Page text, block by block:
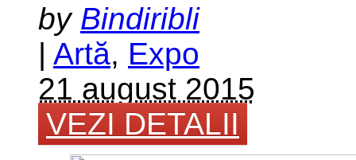
by Bindiribli
| Artă, Expo
21 august 2015
VEZI DETALII